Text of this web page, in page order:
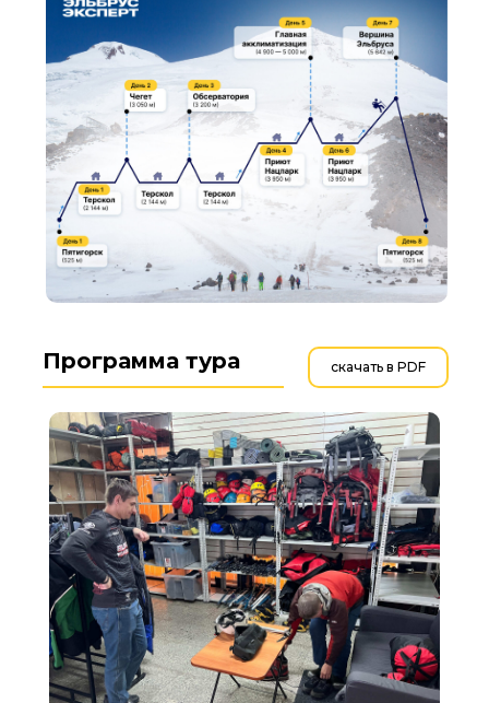
Программа тура скачать в PDF